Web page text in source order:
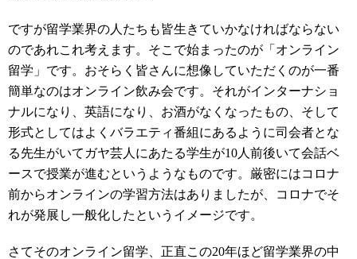
ですが留学業界の人たちも皆生きていかなければならない
のであれこれ考えます。そこで始まったのが「オンライン
留学」です。おそらく皆さんに想像していただくのが一番
簡単なのはオンライン飲み会です。それがインターナショ
ナルになり、英語になり、お酒がなくなったもの、そして
形式としてはよくバラエティ番組にあるように司会者とな
る先生がいてガヤ芸人にあたる学生が10人前後いて会話ベ
ースで授業が進むというようなものです。厳密にはコロナ
前からオンラインの学習方法はありましたが、コロナでそ
れが発展し一般化したというイメージです。
さてそのオンライン留学、正直この20年ほど留学業界の中